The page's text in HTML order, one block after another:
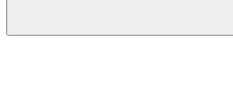
Compartilhar